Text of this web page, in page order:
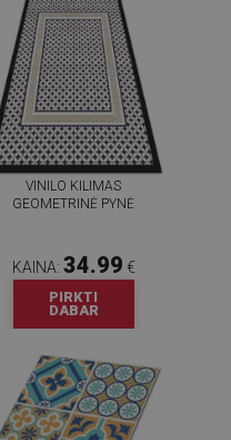
VINILO KILIMAS
GEOMETRINĖ PYNĖ
KAINA: 34.99 €
PIRKTI
DABAR